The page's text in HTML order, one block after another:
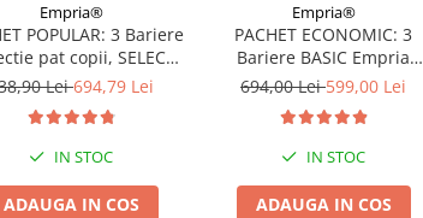
Empria®
POPULAR: 3 Bariere
pat copii, SELECT,
160x200 cm
Lei694,79 Lei
IN STOC
ADAUGA IN COS
Empria®
PACHET ECONOMIC: 3
Bariere BASIC Empria
protectie pat 160X200 cm +
694,00 Lei599,00 Lei
IN STOC
ADAUGA IN COS